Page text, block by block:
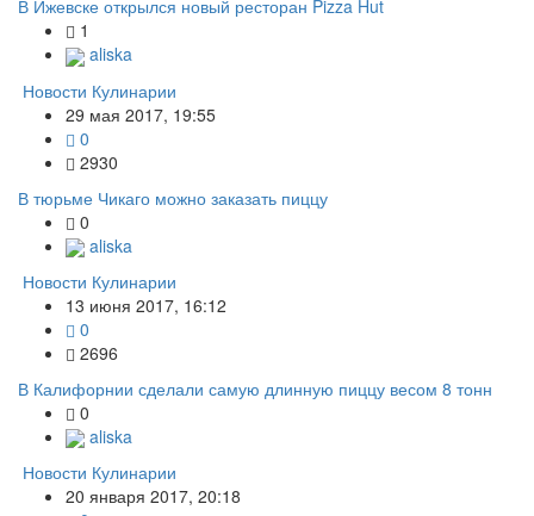
В Ижевске открылся новый ресторан Pizza Hut
1
aliska
Новости Кулинарии
29 мая 2017, 19:55
0
2930
В тюрьме Чикаго можно заказать пиццу
0
aliska
Новости Кулинарии
13 июня 2017, 16:12
0
2696
В Калифорнии сделали самую длинную пиццу весом 8 тонн
0
aliska
Новости Кулинарии
20 января 2017, 20:18